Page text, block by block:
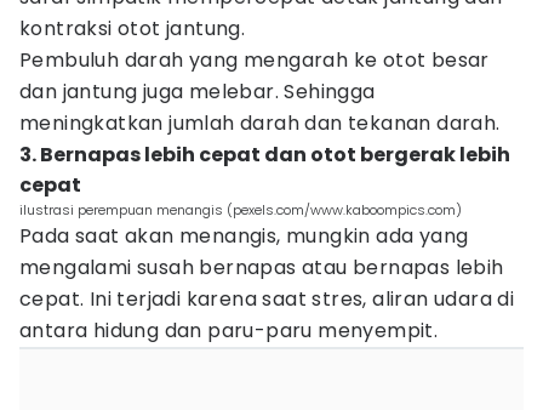
kontraksi otot jantung.
Pembuluh darah yang mengarah ke otot besar
dan jantung juga melebar. Sehingga
meningkatkan jumlah darah dan tekanan darah.
3. Bernapas lebih cepat dan otot bergerak lebih
cepat
ilustrasi perempuan menangis (pexels.com/www.kaboompics.com)
Pada saat akan menangis, mungkin ada yang
mengalami susah bernapas atau bernapas lebih
cepat. Ini terjadi karena saat stres, aliran udara di
antara hidung dan paru-paru menyempit.